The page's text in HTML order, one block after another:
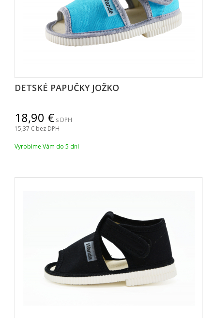
DETSKÉ PAPUČKY JOŽKO
18,90
s DPH
15,37 bez DPH
Vyrobíme Vám do 5 dní